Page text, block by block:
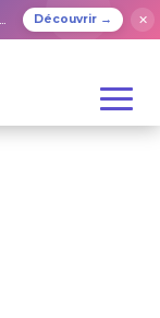
Découvrir → ✕